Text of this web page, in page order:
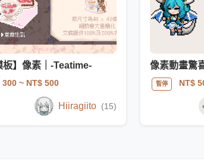
板】像素｜-Teatime-
300 ~ NT$ 500
Hiiragiito (15)
像素動畫驚
暫停 NT$